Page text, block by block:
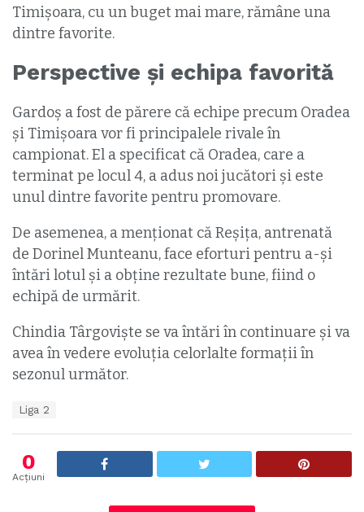
Timișoara, cu un buget mai mare, rămâne una
dintre favorite.
Perspective și echipa favorită
Gardoș a fost de părere că echipe precum Oradea
și Timișoara vor fi principalele rivale în
campionat. El a specificat că Oradea, care a
terminat pe locul 4, a adus noi jucători și este
unul dintre favorite pentru promovare.
De asemenea, a menționat că Reșița, antrenată
de Dorinel Munteanu, face eforturi pentru a-și
întări lotul și a obține rezultate bune, fiind o
echipă de urmărit.
Chindia Târgoviște se va întări în continuare și va
avea în vedere evoluția celorlalte formații în
sezonul următor.
Liga 2
0
Acțiuni